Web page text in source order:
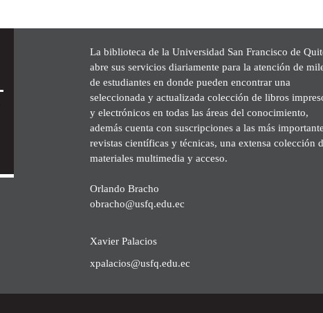
La biblioteca de la Universidad San Francisco de
abre sus servicios diariamente para la atención de
de estudiantes en donde pueden encontrar una
seleccionada y actualizada colección de libros
y electrónicos en todas las áreas del conocimiento,
además cuenta con suscripciones a las más
revistas científicas y técnicas, una extensa colección
materiales multimedia y acceso.
Orlando Bracho
obracho@usfq.edu.ec
Xavier Palacios
xpalacios@usfq.edu.ec